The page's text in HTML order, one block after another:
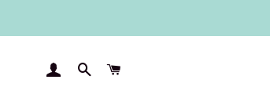
LOG IN SEARCH